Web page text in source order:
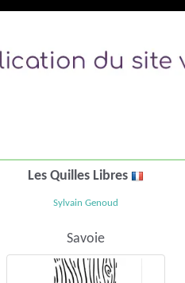
Les Quilles Libres
Sylvain Genoud
Savoie